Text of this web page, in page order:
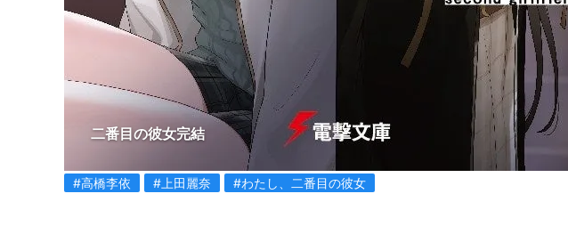
二番目の彼女完結
#高橋李依 #上田麗奈 #わたし、二番目の彼女